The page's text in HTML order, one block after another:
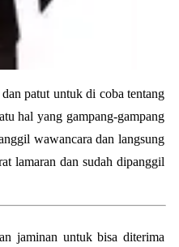
patut untuk di coba tentang
hal yang gampang-gampang
wawancara dan langsung
lamaran dan sudah dipanggil
jaminan untuk bisa diterima